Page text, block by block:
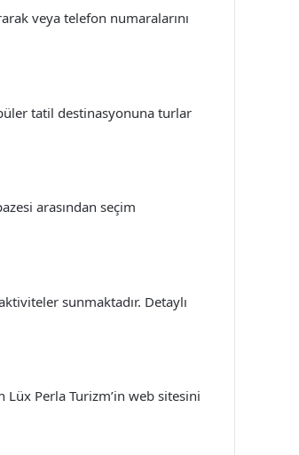
veya telefon numaralarını
tatil destinasyonuna turlar
arasından seçim
sunmaktadır. Detaylı
Perla Turizm’in web sitesini